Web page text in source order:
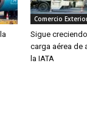
Comercio
Sigue
carga aérea de
la IATA